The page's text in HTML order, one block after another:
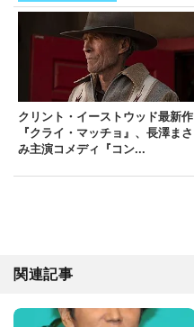
クリント・イーストウッド最新作
『クライ・マッチョ』、長澤まさ
み主演コメディ『コン...
関連記事